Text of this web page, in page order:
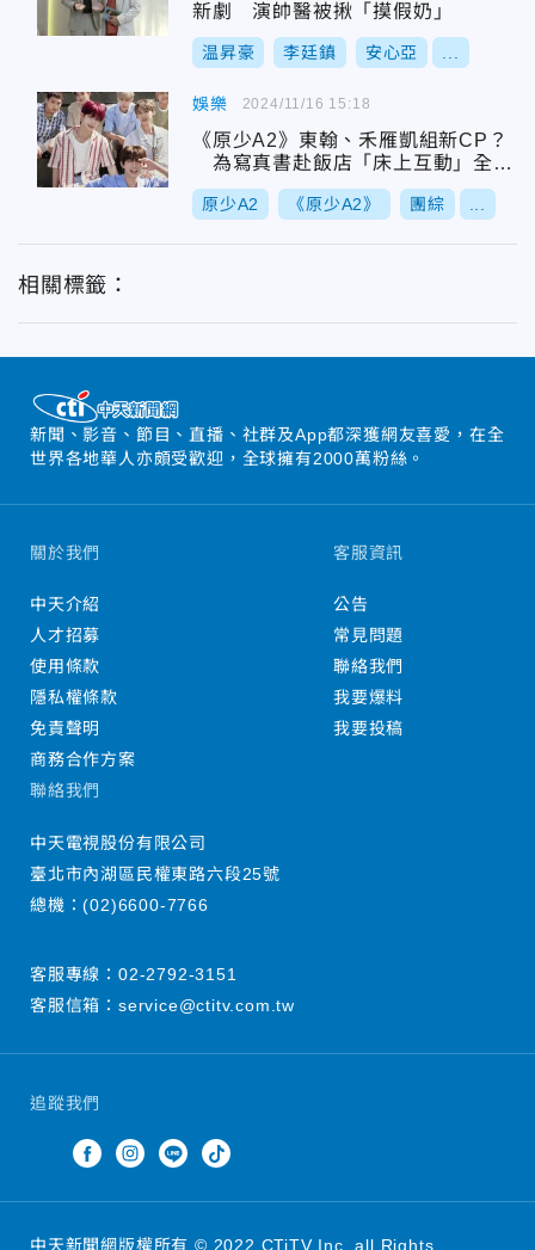
新劇 演帥醫被揪「摸假奶」
温昇豪 李廷鎮 安心亞
娛樂
《原少A2》東翰、禾雁凱組新CP？
為寫真書赴飯店「床上互動」全被
拍
原少A2 《原少A2》 團綜
2024/11/16 15:18
相關標籤：
新聞、影音、節目、直播、社群及App都深獲網友喜愛，在全
世界各地華人亦頗受歡迎，全球擁有2000萬粉絲。
追蹤我們
關於我們
中天介紹
人才招募
使用條款
隱私權條款
免責聲明
商務合作方案
客服資訊
公告
常見問題
聯絡我們
我要爆料
我要投稿
聯絡我們
中天電視股份有限公司
臺北市內湖區民權東路六段25號
總機：(02)6600-7766
客服專線： 02-2792-3151
客服信箱： service@ctitv.com.tw
中天新聞網版權所有 © 2022 CTiTV Inc. all Rights